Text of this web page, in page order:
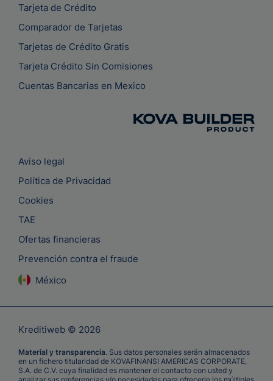
Tarjeta de Crédito
Comparador de Tarjetas
Tarjetas de Crédito Gratis
Tarjeta Crédito Sin Comisiones
Cuentas Bancarias en Mexico
Aviso legal
Política de Privacidad
Cookies
TAE
Ofertas financieras
Prevención contra el fraude
México
Kreditiweb © 2026
Material y transparencia. Sus datos personales serán almacenados
en un fichero titularidad de KOVAFINANSI AMERICAS CORPORATE,
S.A. de C.V. cuya finalidad es mantener el contacto con usted y